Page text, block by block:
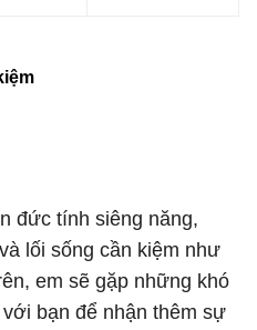
đức tính siêng năng,
lối sống cần kiệm như
em sẽ gặp những khó
bạn để nhận thêm sự